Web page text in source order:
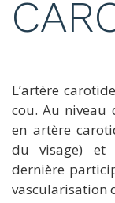
L’artère
cou. Au niveau
en artère
du visage) et
dernière
vascularisation